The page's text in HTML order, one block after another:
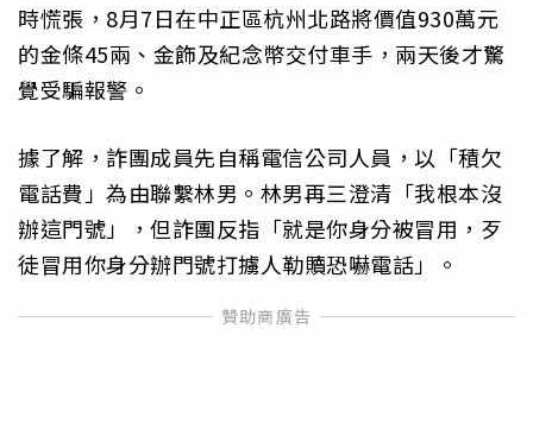
時慌張，8月7日在中正區杭州北路將價值930萬元
的金條45兩、金飾及紀念幣交付車手，兩天後才驚
覺受騙報警。
據了解，詐團成員先自稱電信公司人員，以「積欠
電話費」為由聯繫林男。林男再三澄清「我根本沒
辦這門號」，但詐團反指「就是你身分被冒用，歹
徒冒用你身分辦門號打擄人勒贖恐嚇電話」。